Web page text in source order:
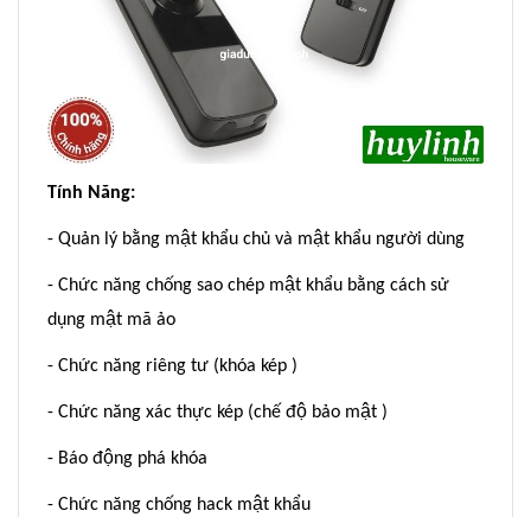
Tính Năng:
- Quản lý bằng mật khẩu chủ và mật khẩu người dùng
- Chức năng chống sao chép mật khẩu bằng cách sử
dụng mật mã ảo
- Chức năng riêng tư (khóa kép )
- Chức năng xác thực kép (chế độ bảo mật )
- Báo động phá khóa
- Chức năng chống hack mật khẩu